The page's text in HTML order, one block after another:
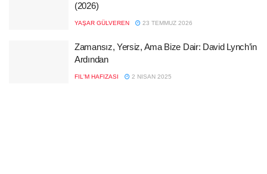
(2026)
YAŞAR GÜLVEREN 23 TEMMUZ 2026
Zamansız, Yersiz, Ama Bize Dair: David Lynch’in
Ardından
FIL'M HAFIZASI 2 NISAN 2025